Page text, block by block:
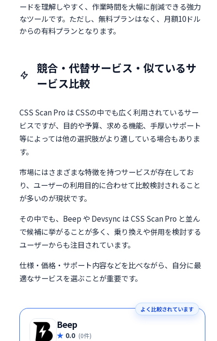
ードを理解しやすく、作業時間を大幅に削減できる強力
なツールです。ただし、無料プランはなく、月額10ドル
からの有料プランとなります。
競合・代替サービス・似ているサ
ービス比較
CSS Scan Pro は CSSの中でも広く利用されているサー
ビスですが、目的や予算、求める機能、手厚いサポート
等によっては他の選択肢がより適している場合もありま
す。
市場にはさまざまな特徴を持つサービスが存在してお
り、ユーザーの利用目的に合わせて比較検討されること
が多いのが現状です。
その中でも、Beep や Devsync は CSS Scan Pro と並ん
で候補に挙がることが多く、乗り換えや併用を検討する
ユーザーからも注目されています。
仕様・価格・サポート内容などを比べながら、自分に最
適なサービスを選ぶことが重要です。
よく比較されています
Beep
0.0 (0件)